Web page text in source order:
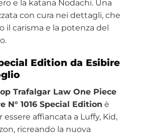
e la katana Nodachi. Una
con cura nei dettagli, che
il carisma e la potenza del
Edition da Esibire
Trafalgar Law One Piece
N° 1016 Special Edition è
affiancata a Luffy, Kid,
ricreando la nuova